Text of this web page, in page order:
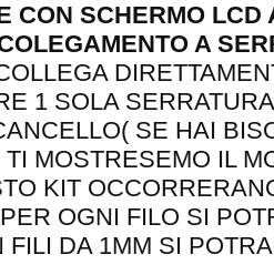
CON SCHERMO
A
1 SOLA
SE HAI
MOSTRESEMO IL
KIT
OGNI FILO SI
DA 1MM SI